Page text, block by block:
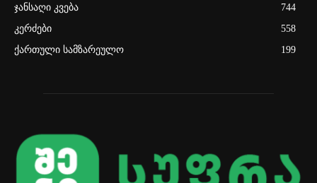
ჯანსაღი კვება
744
კერძები
558
ქართული სამზარეულო
199